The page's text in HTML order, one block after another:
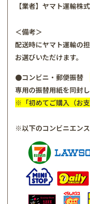
【業者】ヤマト運輸株
＜備考＞
配送時にヤマト運輸の
お選びいただけます。
●コンビニ・郵便振替
専用の振替用紙を同封
※「初めてご購入（お
※以下のコンビニエンス